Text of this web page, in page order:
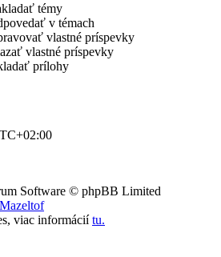
témy
v témach
vlastné príspevky
vlastné príspevky
prílohy
Software © phpBB Limited
Mazeltof
viac informáciítu.